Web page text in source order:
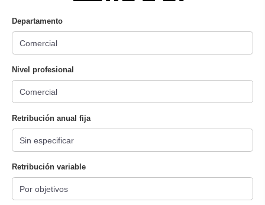
Departamento
Nivel profesional
Retribución anual fija
Retribución variable